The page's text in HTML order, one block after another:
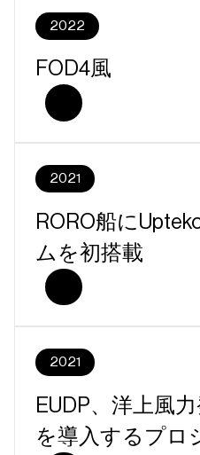
2022
FOD4風
2021
RORO船に
ムを初搭載
2021
EUDP、洋上風
を導入するプロ